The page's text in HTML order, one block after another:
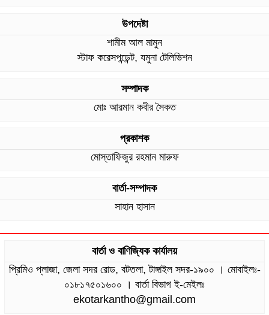
উপদেষ্টা
শামীম আল মামুন
স্টাফ করেসপন্ডেন্ট, যমুনা টেলিভিশন
সম্পাদক
মোঃ আরমান কবীর সৈকত
প্রকাশক
মোস্তাফিজুর রহমান মারুফ
বার্তা-সম্পাদক
সাহান হাসান
বার্তা ও বাণিজ্যিক কার্যালয়
প্রিমিও প্লাজা, জেলা সদর রোড, বটতলা, টাঙ্গাইল সদর-১৯০০ । মোবাইলঃ-
০১৮১৭৫০১৬০০ । বার্তা বিভাগ ই-মেইলঃ
ekotarkantho@gmail.com